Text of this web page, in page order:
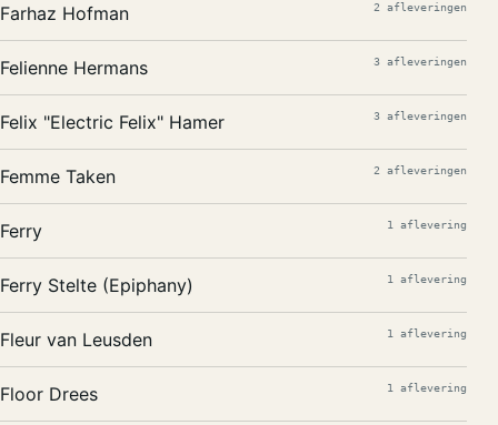
Farhaz Hofman 2 afleveringen
Felienne Hermans 3 afleveringen
Felix "Electric Felix" Hamer 3 afleveringen
Femme Taken 2 afleveringen
Ferry 1 aflevering
Ferry Stelte (Epiphany) 1 aflevering
Fleur van Leusden 1 aflevering
Floor Drees 1 aflevering